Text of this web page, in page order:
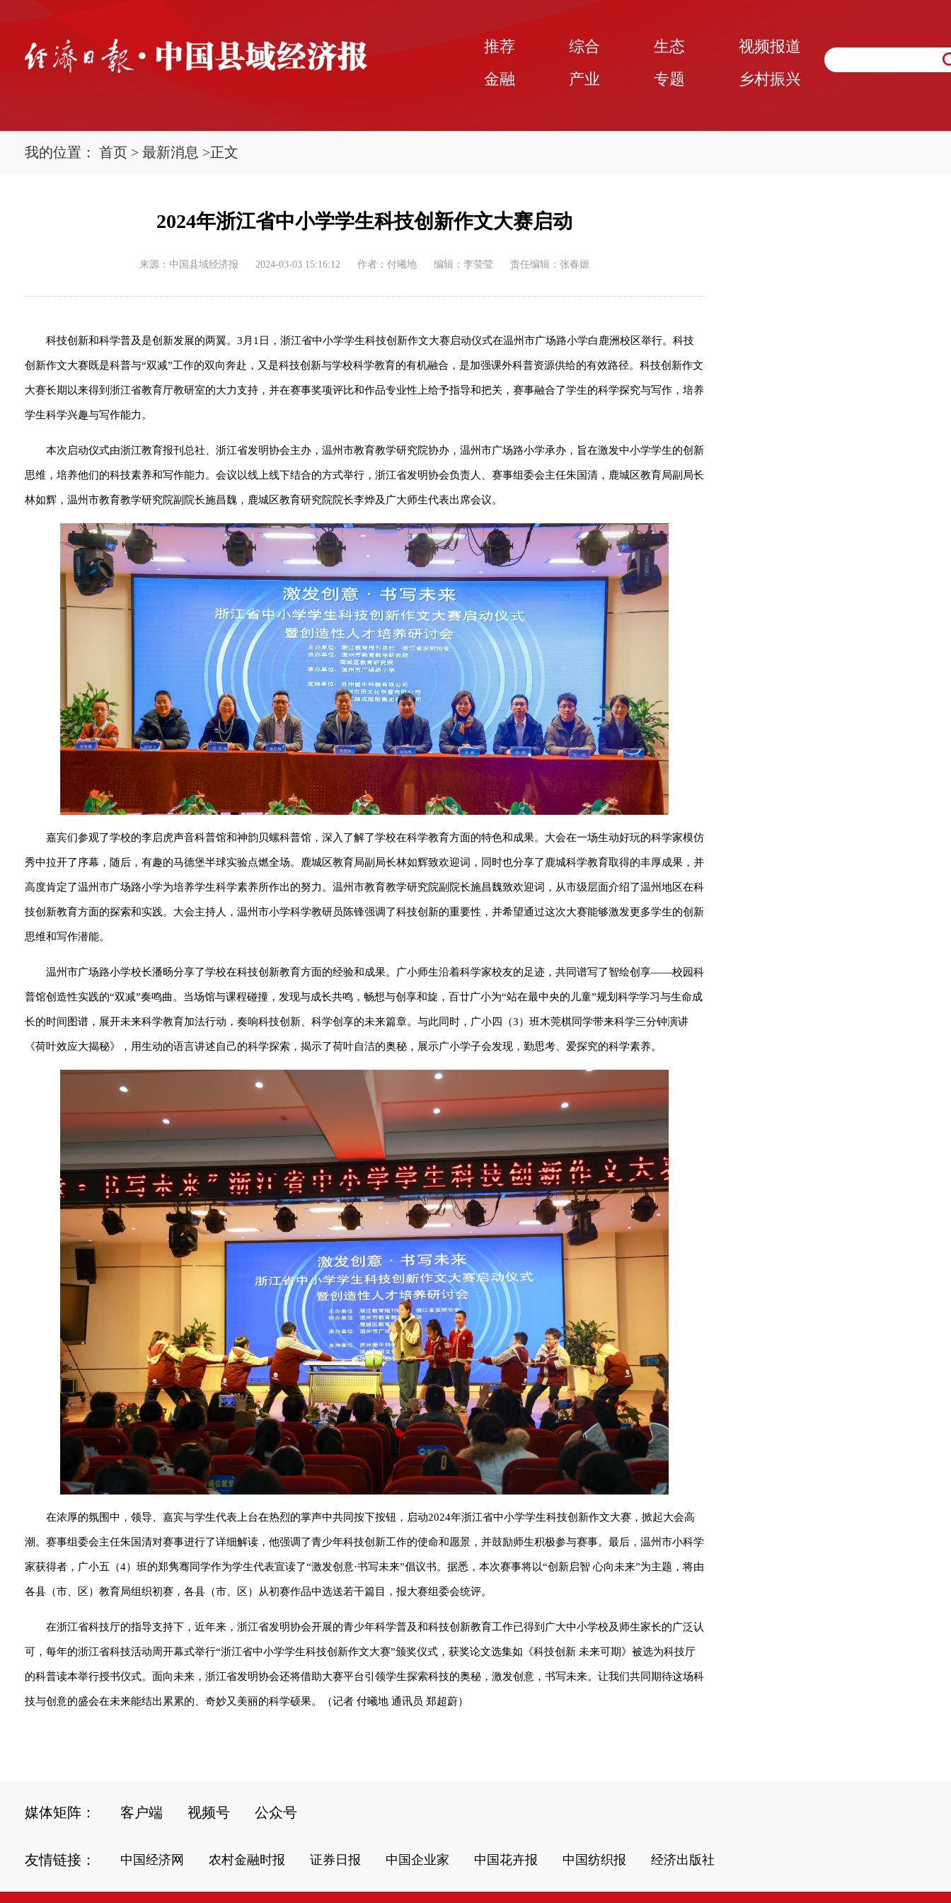
推荐 综合 生态
视频报道
金融
产业 专题 乡村振兴
我的位置： 首页 > 最新消息 >正文
2024年浙江省中小学学生科技创新作文大赛启动
来源：中国县域经济报 2024-03-03 15:16:12 作者：付曦地 编辑：李莹莹 责任编辑：张春嫄
科技创新和科学普及是创新发展的两翼。3月1日，浙江省中小学学生科技创新作文大赛启动仪式在温州市广场路小学白鹿洲校区举行。科技
创新作文大赛既是科普与“双减”工作的双向奔赴，又是科技创新与学校科学教育的有机融合，是加强课外科普资源供给的有效路径。科技创新作文
大赛长期以来得到浙江省教育厅教研室的大力支持，并在赛事奖项评比和作品专业性上给予指导和把关，赛事融合了学生的科学探究与写作，培养
学生科学兴趣与写作能力。
本次启动仪式由浙江教育报刊总社、浙江省发明协会主办，温州市教育教学研究院协办，温州市广场路小学承办，旨在激发中小学学生的创新
思维，培养他们的科技素养和写作能力。会议以线上线下结合的方式举行，浙江省发明协会负责人、赛事组委会主任朱国清，鹿城区教育局副局长
林如辉，温州市教育教学研究院副院长施昌魏，鹿城区教育研究院院长李烨及广大师生代表出席会议。
嘉宾们参观了学校的李启虎声音科普馆和神韵贝螺科普馆，深入了解了学校在科学教育方面的特色和成果。大会在一场生动好玩的科学家模仿
秀中拉开了序幕，随后，有趣的马德堡半球实验点燃全场。鹿城区教育局副局长林如辉致欢迎词，同时也分享了鹿城科学教育取得的丰厚成果，并
高度肯定了温州市广场路小学为培养学生科学素养所作出的努力。温州市教育教学研究院副院长施昌魏致欢迎词，从市级层面介绍了温州地区在科
技创新教育方面的探索和实践。大会主持人，温州市小学科学教研员陈锋强调了科技创新的重要性，并希望通过这次大赛能够激发更多学生的创新
思维和写作潜能。
温州市广场路小学校长潘旸分享了学校在科技创新教育方面的经验和成果。广小师生沿着科学家校友的足迹，共同谱写了智绘创享——校园科
普馆创造性实践的“双减”奏鸣曲。当场馆与课程碰撞，发现与成长共鸣，畅想与创享和旋，百廿广小为“站在最中央的儿童”规划科学学习与生命成
长的时间图谱，展开未来科学教育加法行动，奏响科技创新、科学创享的未来篇章。与此同时，广小四（3）班木莞棋同学带来科学三分钟演讲
《荷叶效应大揭秘》，用生动的语言讲述自己的科学探索，揭示了荷叶自洁的奥秘，展示广小学子会发现，勤思考、爱探究的科学素养。
在浓厚的氛围中，领导、嘉宾与学生代表上台在热烈的掌声中共同按下按钮，启动2024年浙江省中小学学生科技创新作文大赛，掀起大会高
潮。赛事组委会主任朱国清对赛事进行了详细解读，他强调了青少年科技创新工作的使命和愿景，并鼓励师生积极参与赛事。最后，温州市小科学
家获得者，广小五（4）班的郑隽骞同学作为学生代表宣读了“激发创意·书写未来”倡议书。据悉，本次赛事将以“创新启智 心向未来”为主题，将由
各县（市、区）教育局组织初赛，各县（市、区）从初赛作品中选送若干篇目，报大赛组委会统评。
在浙江省科技厅的指导支持下，近年来，浙江省发明协会开展的青少年科学普及和科技创新教育工作已得到广大中小学校及师生家长的广泛认
可，每年的浙江省科技活动周开幕式举行“浙江省中小学学生科技创新作文大赛”颁奖仪式，获奖论文选集如《科技创新 未来可期》被选为科技厅
的科普读本举行授书仪式。面向未来，浙江省发明协会还将借助大赛平台引领学生探索科技的奥秘，激发创意，书写未来。让我们共同期待这场科
技与创意的盛会在未来能结出累累的、奇妙又美丽的科学硕果。（记者 付曦地 通讯员 郑超蔚）
媒体矩阵： 客户端 视频号 公众号
友情链接： 中国经济网 农村金融时报 证券日报 中国企业家 中国花卉报 中国纺织报 经济出版社